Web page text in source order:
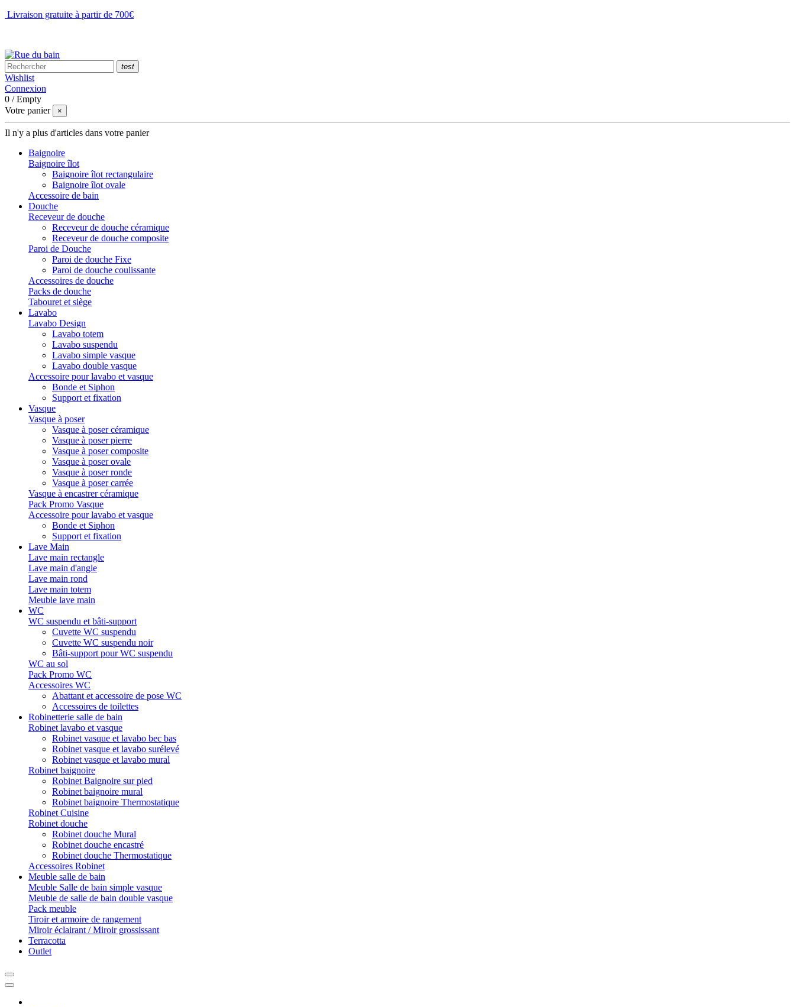
Livraison gratuite à partir de 700€
test
Wishlist
Connexion
0 /Empty
Votre panier
×
Il n'y a plus d'articles dans votre panier
Baignoire
Baignoire îlot
Baignoire îlot rectangulaire
Baignoire îlot ovale
Accessoire de bain
Douche
Receveur de douche
Receveur de douche céramique
Receveur de douche composite
Paroi de Douche
Paroi de douche Fixe
Paroi de douche coulissante
Accessoires de douche
Packs de douche
Tabouret et siège
Lavabo
Lavabo Design
Lavabo totem
Lavabo suspendu
Lavabo simple vasque
Lavabo double vasque
Accessoire pour lavabo et vasque
Bonde et Siphon
Support et fixation
Vasque
Vasque à poser
Vasque à poser céramique
Vasque à poser pierre
Vasque à poser composite
Vasque à poser ovale
Vasque à poser ronde
Vasque à poser carrée
Vasque à encastrer céramique
Pack Promo Vasque
Accessoire pour lavabo et vasque
Bonde et Siphon
Support et fixation
Lave Main
Lave main rectangle
Lave main d'angle
Lave main rond
Lave main totem
Meuble lave main
WC
WC suspendu et bâti-support
Cuvette WC suspendu
Cuvette WC suspendu noir
Bâti-support pour WC suspendu
WC au sol
Pack Promo WC
Accessoires WC
Abattant et accessoire de pose WC
Accessoires de toilettes
Robinetterie salle de bain
Robinet lavabo et vasque
Robinet vasque et lavabo bec bas
Robinet vasque et lavabo surélevé
Robinet vasque et lavabo mural
Robinet baignoire
Robinet Baignoire sur pied
Robinet baignoire mural
Robinet baignoire Thermostatique
Robinet Cuisine
Robinet douche
Robinet douche Mural
Robinet douche encastré
Robinet douche Thermostatique
Accessoires Robinet
Meuble salle de bain
Meuble Salle de bain simple vasque
Meuble de salle de bain double vasque
Pack meuble
Tiroir et armoire de rangement
Miroir éclairant / Miroir grossissant
Terracotta
Outlet